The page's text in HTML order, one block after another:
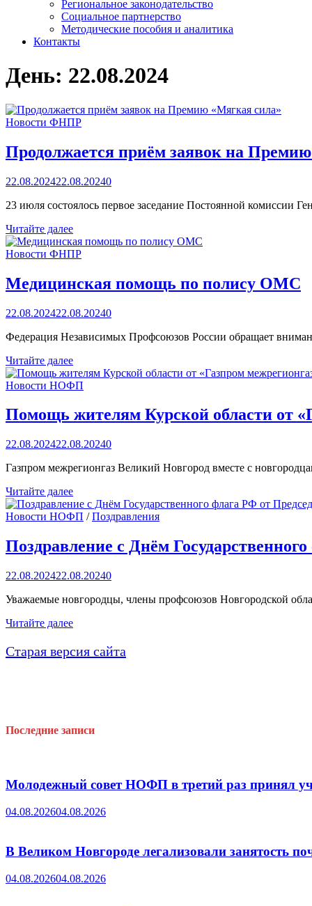
Региональное законодательство
Социальное партнерство
Методические пособия и аналитика
Контакты
День: 22.08.2024
Новости ФНПР
Продолжается приём заявок на
22.08.202422.08.20240
23 июля состоялось первое заседание Постоянной комиссии
Продолжается
приём
заявок
Премию
«Мягкая
Читайте далее
Новости ФНПР
Медицинская помощь по полису ОМС
22.08.202422.08.20240
Федерация Независимых Профсоюзов России обращает
Медицинская
помощь
по
ОМС
Читайте далее
Новости НОФП
Помощь жителям Курской области от
22.08.202422.08.20240
Газпром межрегионгаз Великий Новгород вместе с
Помощь
жителям
Курской
от
«Газпром
Великий
Читайте далее
Новости НОФП /Поздравления
Поздравление с Днём
22.08.202422.08.20240
Уважаемые новгородцы, члены профсоюзов Новгородской
Поздравление
Днём
Государственного
С.В.Бусурина
Читайте далее
Старая версия сайта
Последние записи
Молодежный совет НОФП в третий раз принял
04.08.202604.08.2026
В Великом Новгороде легализовали занятость
04.08.202604.08.2026